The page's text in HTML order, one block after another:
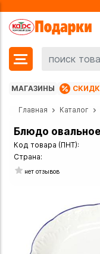
МАГАЗИНЫ
Главная Каталог
Блюдо
Код товара (ПНТ):
Страна:
нет отзывов